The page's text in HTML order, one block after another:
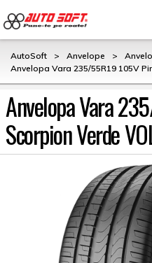
AutoSoft > Anvelope >
Anvelopa Vara 235/55R19 105V
Anvelopa Vara
Scorpion Verde